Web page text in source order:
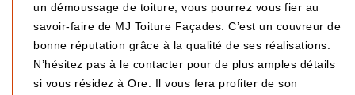
un démoussage de toiture, vous pourrez vous fier au
savoir-faire de MJ Toiture Façades. C’est un couvreur de
bonne réputation grâce à la qualité de ses réalisations.
N’hésitez pas à le contacter pour de plus amples détails
si vous résidez à Ore. Il vous fera profiter de son